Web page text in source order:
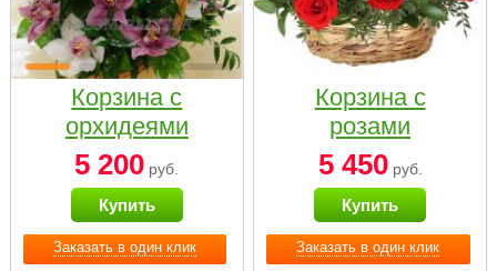
Заказать в один клик
Корзина с
орхидеями
малая
5 200 руб.
Купить
Заказать в один клик
Корзина с
розами
«Красный
Париж»
5 450руб.
Купить